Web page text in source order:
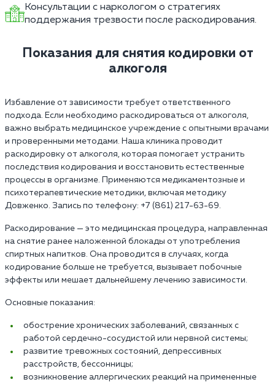
Консультации с наркологом о стратегиях
поддержания трезвости после раскодирования.
Показания для снятия кодировки от
алкоголя
Избавление от зависимости требует ответственного
подхода. Если необходимо раскодироваться от алкоголя,
важно выбрать медицинское учреждение с опытными врачами
и проверенными методами. Наша клиника проводит
раскодировку от алкоголя, которая помогает устранить
последствия кодирования и восстановить естественные
процессы в организме. Применяются медикаментозные и
психотерапевтические методики, включая методику
Довженко. Запись по телефону: +7 (861) 217-63-69.
Раскодирование — это медицинская процедура, направленная
на снятие ранее наложенной блокады от употребления
спиртных напитков. Она проводится в случаях, когда
кодирование больше не требуется, вызывает побочные
эффекты или мешает дальнейшему лечению зависимости.
Основные показания:
обострение хронических заболеваний, связанных с
работой сердечно-сосудистой или нервной системы;
развитие тревожных состояний, депрессивных
расстройств, бессонницы;
возникновение аллергических реакций на примененные